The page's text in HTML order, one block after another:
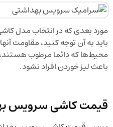
مورد بعدی که در انتخاب مدل
باید به آن توجه کنید، مقاومت
محیط‌ها که دائما مرطوب
باعث لیز خوردن افراد نشود.
قیمت کاشی سرویس